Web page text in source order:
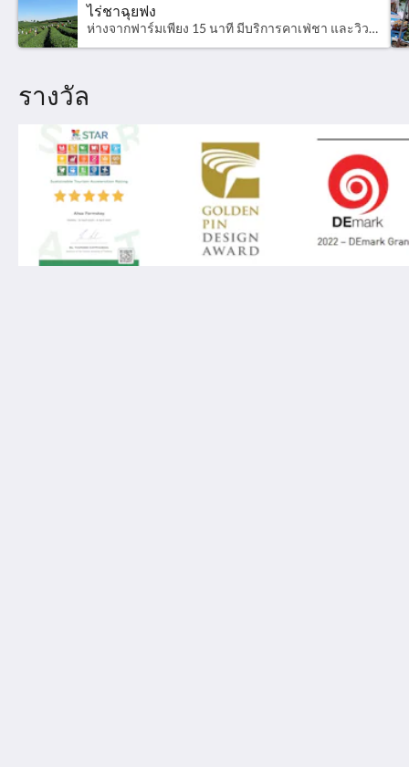
ไร่ชาฉุยฟง
ห่างจากฟาร์มเพียง 15 นาที มีบริการคาเฟ่ชา และวิวไร่ชาสวยๆ เข้าฟรี เปิด 08.00 - 17.00
รางวัล